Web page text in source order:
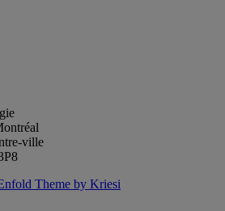
ville
Theme by Kriesi